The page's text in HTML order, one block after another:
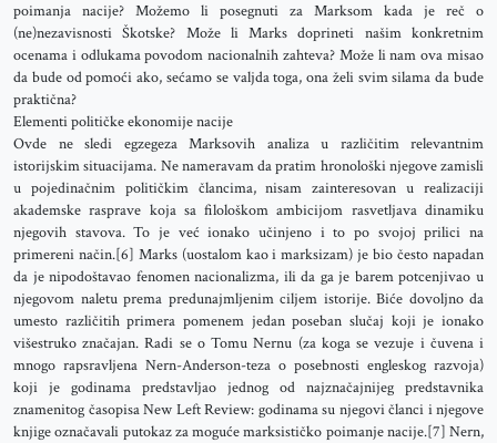
poimanja nacije? Možemo li posegnuti za Marksom kada je reč o
(ne)nezavisnosti Škotske? Može li Marks doprineti našim konkretnim
ocenama i odlukama povodom nacionalnih zahteva? Može li nam ova misao
da bude od pomoći ako, sećamo se valjda toga, ona želi svim silama da bude
praktična?
Elementi političke ekonomije nacije
Ovde ne sledi egzegeza Marksovih analiza u različitim relevantnim
istorijskim situacijama. Ne nameravam da pratim hronološki njegove zamisli
u pojedinačnim političkim člancima, nisam zainteresovan u realizaciji
akademske rasprave koja sa filološkom ambicijom rasvetljava dinamiku
njegovih stavova. To je već ionako učinjeno i to po svojoj prilici na
primereni način.[6] Marks (uostalom kao i marksizam) je bio često napadan
da je nipodoštavao fenomen nacionalizma, ili da ga je barem potcenjivao u
njegovom naletu prema predunajmljenim ciljem istorije. Biće dovoljno da
umesto različitih primera pomenem jedan poseban slučaj koji je ionako
višestruko značajan. Radi se o Tomu Nernu (za koga se vezuje i čuvena i
mnogo rapsravljena Nern-Anderson-teza o posebnosti engleskog razvoja)
koji je godinama predstavljao jednog od najznačajnijeg predstavnika
znamenitog časopisa New Left Review: godinama su njegovi članci i njegove
knjige označavali putokaz za moguće marksističko poimanje nacije.[7] Nern,